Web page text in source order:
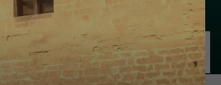
INDIRIZZO
Via Giovanni Vinci, 28, PARABITA, LE